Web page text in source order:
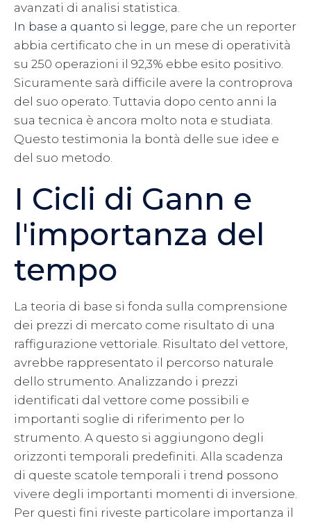
avanzati di analisi statistica.
In base a quanto si legge, pare che un reporter
abbia certificato che in un mese di operatività
su 250 operazioni il 92,3% ebbe esito positivo.
Sicuramente sarà difficile avere la controprova
del suo operato. Tuttavia dopo cento anni la
sua tecnica è ancora molto nota e studiata.
Questo testimonia la bontà delle sue idee e
del suo metodo.
I Cicli di Gann e
l'importanza del
tempo
La teoria di base si fonda sulla comprensione
dei prezzi di mercato come risultato di una
raffigurazione vettoriale. Risultato del vettore,
avrebbe rappresentato il percorso naturale
dello strumento. Analizzando i prezzi
identificati dal vettore come possibili e
importanti soglie di riferimento per lo
strumento. A questo si aggiungono degli
orizzonti temporali predefiniti. Alla scadenza
di queste scatole temporali i trend possono
vivere degli importanti momenti di inversione.
Per questi fini riveste particolare importanza il